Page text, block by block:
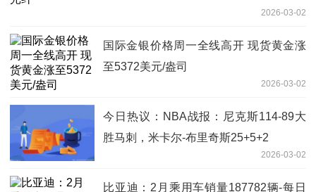
2026-03-02
国际金银价格周一全线高开 现货黄金涨
至5372美元/盎司
2026-03-02
今日热议：NBA战报：尼克斯114-89大
胜马刺，米卡尔-布里奇斯25+5+2
2026-03-02
比亚迪：2月乘用车销量187782辆-每日